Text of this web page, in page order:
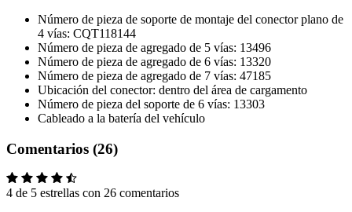
Número de pieza de soporte de montaje del conector plano de
4 vías: CQT118144
Número de pieza de agregado de 5 vías: 13496
Número de pieza de agregado de 6 vías: 13320
Número de pieza de agregado de 7 vías: 47185
Ubicación del conector: dentro del área de cargamento
Número de pieza del soporte de 6 vías: 13303
Cableado a la batería del vehículo
Comentarios (26)
4 de 5 estrellas con 26 comentarios